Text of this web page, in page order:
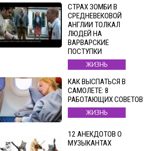
СТРАХ ЗОМБИ В
СРЕДНЕВЕКОВОЙ
АНГЛИИ ТОЛКАЛ
ЛЮДЕЙ НА
ВАРВАРСКИЕ
ПОСТУПКИ
ЖИЗНЬ
КАК ВЫСПАТЬСЯ В
САМОЛЕТЕ: 8
РАБОТАЮЩИХ СОВЕТОВ
ЖИЗНЬ
12 АНЕКДОТОВ О
МУЗЫКАНТАХ